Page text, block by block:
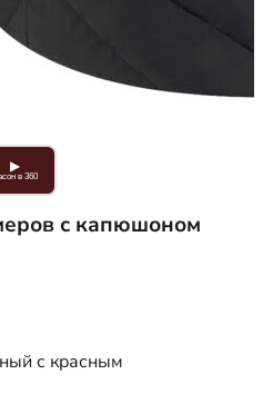
▶
в 360
с капюшоном
с красным